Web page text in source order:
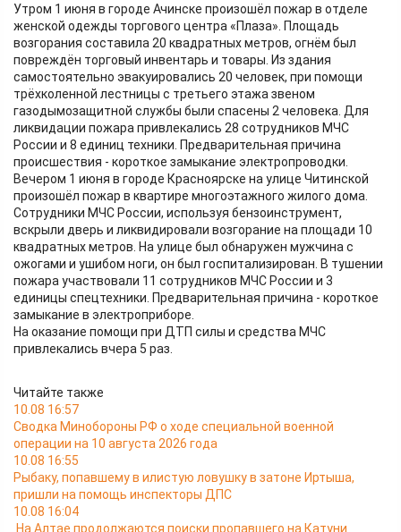
Утром 1 июня в городе Ачинске произошёл пожар в отделе
женской одежды торгового центра «Плаза». Площадь
возгорания составила 20 квадратных метров, огнём был
повреждён торговый инвентарь и товары. Из здания
самостоятельно эвакуировались 20 человек, при помощи
трёхколенной лестницы с третьего этажа звеном
газодымозащитной службы были спасены 2 человека. Для
ликвидации пожара привлекались 28 сотрудников МЧС
России и 8 единиц техники. Предварительная причина
происшествия - короткое замыкание электропроводки.
Вечером 1 июня в городе Красноярске на улице Читинской
произошёл пожар в квартире многоэтажного жилого дома.
Сотрудники МЧС России, используя бензоинструмент,
вскрыли дверь и ликвидировали возгорание на площади 10
квадратных метров. На улице был обнаружен мужчина с
ожогами и ушибом ноги, он был госпитализирован. В тушении
пожара участвовали 11 сотрудников МЧС России и 3
единицы спецтехники. Предварительная причина - короткое
замыкание в электроприборе.
На оказание помощи при ДТП силы и средства МЧС
привлекались вчера 5 раз.
Читайте также
10.08 16:57
Сводка Минобороны РФ о ходе специальной военной
операции на 10 августа 2026 года
10.08 16:55
Рыбаку, попавшему в илистую ловушку в затоне Иртыша,
пришли на помощь инспекторы ДПС
10.08 16:04
На Алтае продолжаются поиски пропавшего на Катуни